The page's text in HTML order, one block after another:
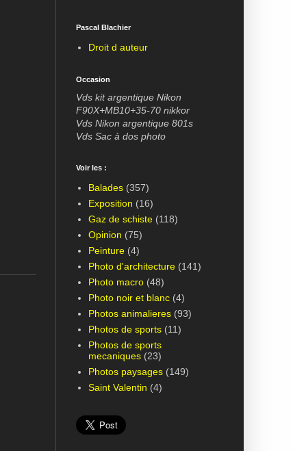
Pascal Blachier
Droit d auteur
Occasion
Vds kit argentique Nikon
F90X+MB10+35-70 nikkor
Vds Nikon argentique 801s
Vds Sac à dos photo
Voir les :
Balades (357)
Exposition (16)
Gaz de schiste (118)
Opinion (75)
Peinture (4)
Photo d'architecture (141)
Photo macro (48)
Photo noir et blanc (4)
Photos animalieres (93)
Photos de sports (11)
Photos de sports
mecaniques (23)
Photos paysages (149)
Saint Valentin (4)